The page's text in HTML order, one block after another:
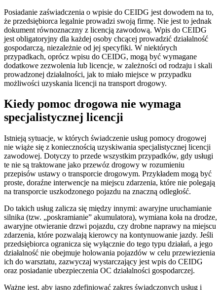
Posiadanie zaświadczenia o wpisie do CEIDG jest dowodem na to,
że przedsiębiorca legalnie prowadzi swoją firmę. Nie jest to jednak
dokument równoznaczny z licencją zawodową. Wpis do CEIDG
jest obligatoryjny dla każdej osoby chcącej prowadzić działalność
gospodarczą, niezależnie od jej specyfiki. W niektórych
przypadkach, oprócz wpisu do CEIDG, mogą być wymagane
dodatkowe zezwolenia lub licencje, w zależności od rodzaju i skali
prowadzonej działalności, jak to miało miejsce w przypadku
możliwości uzyskania licencji na transport drogowy.
Kiedy pomoc drogowa nie wymaga
specjalistycznej licencji
Istnieją sytuacje, w których świadczenie usług pomocy drogowej
nie wiąże się z koniecznością uzyskiwania specjalistycznej licencji
zawodowej. Dotyczy to przede wszystkim przypadków, gdy usługi
te nie są traktowane jako przewóz drogowy w rozumieniu
przepisów ustawy o transporcie drogowym. Przykładem mogą być
proste, doraźne interwencje na miejscu zdarzenia, które nie polegają
na transporcie uszkodzonego pojazdu na znaczną odległość.
Do takich usług zalicza się między innymi: awaryjne uruchamianie
silnika (tzw. „poskramianie” akumulatora), wymiana koła na drodze,
awaryjne otwieranie drzwi pojazdu, czy drobne naprawy na miejscu
zdarzenia, które pozwalają kierowcy na kontynuowanie jazdy. Jeśli
przedsiębiorca ogranicza się wyłącznie do tego typu działań, a jego
działalność nie obejmuje holowania pojazdów w celu przewiezienia
ich do warsztatu, zazwyczaj wystarczający jest wpis do CEIDG
oraz posiadanie ubezpieczenia OC działalności gospodarczej.
Ważne jest, aby jasno zdefiniować zakres świadczonych usług i